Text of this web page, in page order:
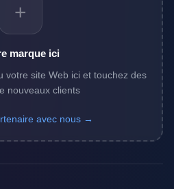
+
marque ici
votre site Web ici et touchez des
nouveaux clients
avec nous →